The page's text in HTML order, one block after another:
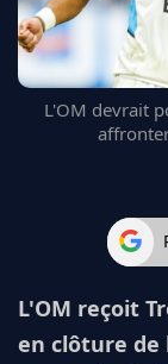
CHELSEA
ARSENAL
BAYERN
L'AVIS DE LA
L'OM devrait
L'OM reçoit
en clôture de